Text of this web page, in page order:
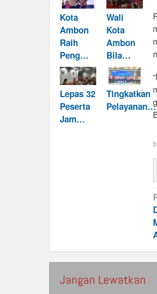
Kota
Ambon
Raih
Peng…
Wali
Kota
Ambon
Bila…
Lepas 32
Peserta
Jam…
Tingkatkan
Pelayanan…
Jangan Lewatkan